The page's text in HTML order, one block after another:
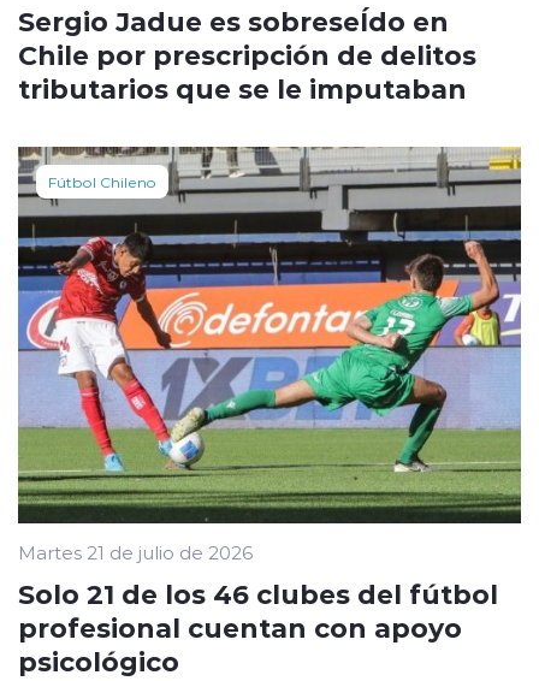
Sergio Jadue es sobreseÍdo en
Chile por prescripción de delitos
tributarios que se le imputaban
Fútbol Chileno
Martes 21 de julio de 2026
Solo 21 de los 46 clubes del fútbol
profesional cuentan con apoyo
psicológico